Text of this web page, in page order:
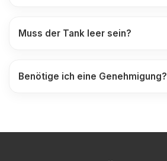
Muss der Tank leer sein?
Benötige ich eine Genehmigung?